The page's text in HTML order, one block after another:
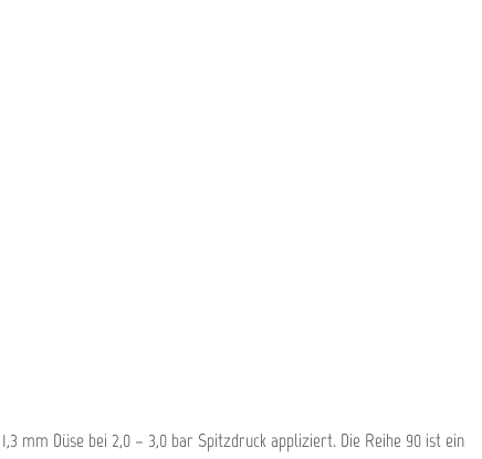
mm Düse bei 2,0 – 3,0 bar Spitzdruck appliziert. Die Reihe 90 ist ein